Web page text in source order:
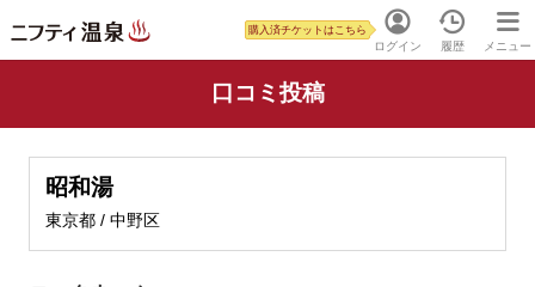
ログイン
購入済チケットはこちら
履歴 メニュー
口コミ投稿
昭和湯
東京都 / 中野区